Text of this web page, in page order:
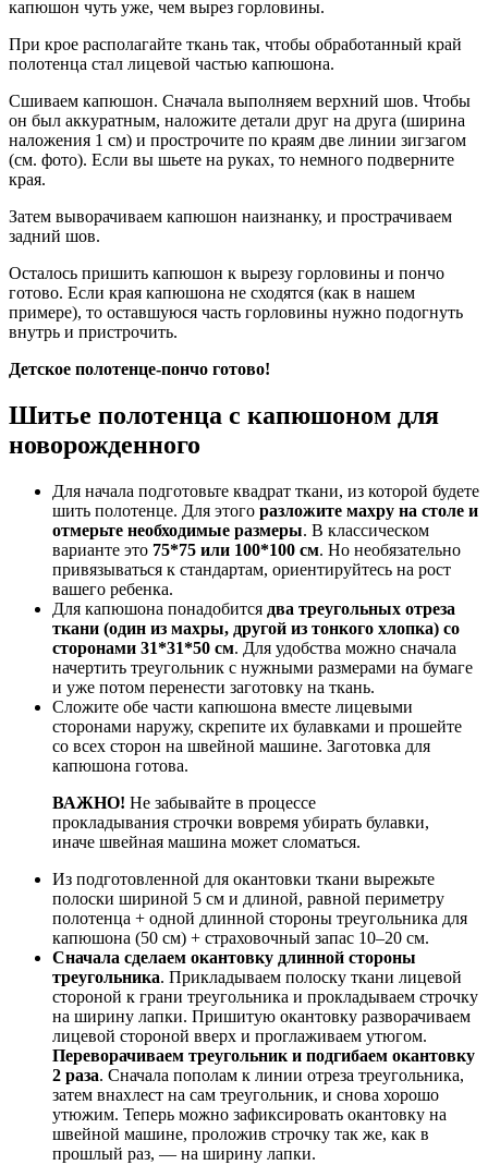
капюшон чуть уже, чем вырез горловины.
При крое располагайте ткань так, чтобы обработанный край
полотенца стал лицевой частью капюшона.
Сшиваем капюшон. Сначала выполняем верхний шов. Чтобы
он был аккуратным, наложите детали друг на друга (ширина
наложения 1 см) и прострочите по краям две линии зигзагом
(см. фото). Если вы шьете на руках, то немного подверните
края.
Затем выворачиваем капюшон наизнанку, и прострачиваем
задний шов.
Осталось пришить капюшон к вырезу горловины и пончо
готово. Если края капюшона не сходятся (как в нашем
примере), то оставшуюся часть горловины нужно подогнуть
внутрь и пристрочить.
Детское полотенце-пончо готово!
Шитье полотенца с капюшоном для
новорожденного
Для начала подготовьте квадрат ткани, из которой будете
шить полотенце. Для этого разложите махру на столе и
отмерьте необходимые размеры. В классическом
варианте это 75*75 или 100*100 см. Но необязательно
привязываться к стандартам, ориентируйтесь на рост
вашего ребенка.
Для капюшона понадобится два треугольных отреза
ткани (один из махры, другой из тонкого хлопка) со
сторонами 31*31*50 см. Для удобства можно сначала
начертить треугольник с нужными размерами на бумаге
и уже потом перенести заготовку на ткань.
Сложите обе части капюшона вместе лицевыми
сторонами наружу, скрепите их булавками и прошейте
со всех сторон на швейной машине. Заготовка для
капюшона готова.
ВАЖНО! Не забывайте в процессе
прокладывания строчки вовремя убирать булавки,
иначе швейная машина может сломаться.
Из подготовленной для окантовки ткани вырежьте
полоски шириной 5 см и длиной, равной периметру
полотенца + одной длинной стороны треугольника для
капюшона (50 см) + страховочный запас 10–20 см.
Сначала сделаем окантовку длинной стороны
треугольника. Прикладываем полоску ткани лицевой
стороной к грани треугольника и прокладываем строчку
на ширину лапки. Пришитую окантовку разворачиваем
лицевой стороной вверх и проглаживаем утюгом.
Переворачиваем треугольник и подгибаем окантовку
2 раза. Сначала пополам к линии отреза треугольника,
затем внахлест на сам треугольник, и снова хорошо
утюжим. Теперь можно зафиксировать окантовку на
швейной машине, проложив строчку так же, как в
прошлый раз, — на ширину лапки.